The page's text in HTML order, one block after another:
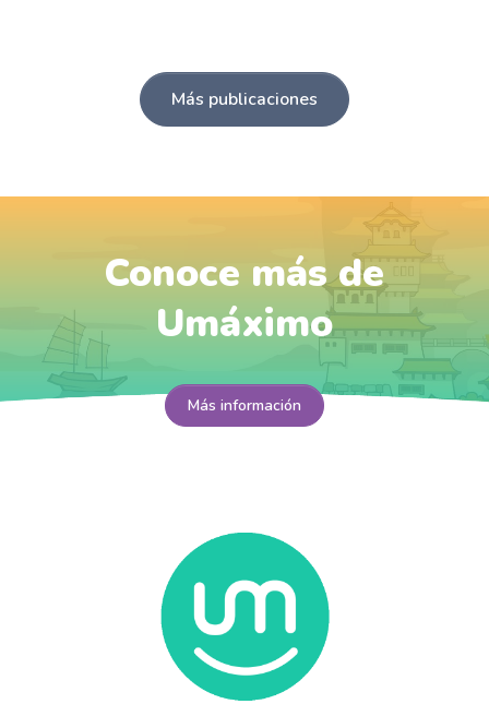
Más publicaciones
Conoce más de
Umáximo
Más información